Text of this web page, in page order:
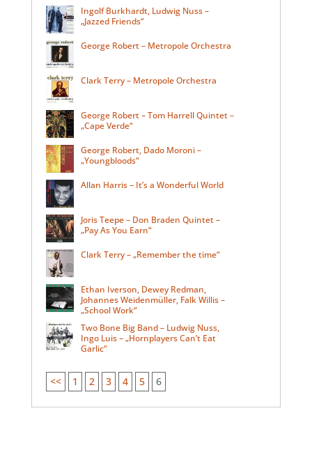
Ingolf Burkhardt, Ludwig Nuss –
„Jazzed Friends“
George Robert – Metropole Orchestra
Clark Terry – Metropole Orchestra
George Robert – Tom Harrell Quintet –
„Cape Verde“
George Robert, Dado Moroni –
„Youngbloods“
Allan Harris – It’s a Wonderful World
Joris Teepe – Don Braden Quintet –
„Pay As You Earn“
Clark Terry – „Remember the time“
Ethan Iverson, Dewey Redman,
Johannes Weidenmüller, Falk Willis –
„School Work“
Two Bone Big Band – Ludwig Nuss,
Ingo Luis – „Hornplayers Can’t Eat
Garlic“
<< 1 2 3 4 5 6